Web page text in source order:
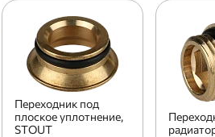
Переходник под
плоское уплотнение,
STOUT